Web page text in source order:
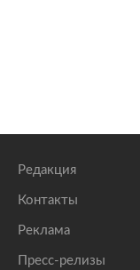
Редакция
Контакты
Реклама
Пресс-релизы